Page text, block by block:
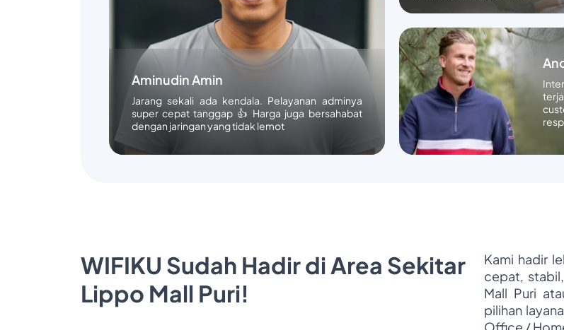
Aminudin Amin
Jarang sekali ada kendala. Pelayanan adminya
super cepat tanggap 👍 Harga juga bersahabat
dengan jaringan yang tidak lemot
WIFIKU Sudah Hadir di Area Sekitar
Lippo Mall Puri!
Kami hadir
cepat,
Mall Puri
pilihan